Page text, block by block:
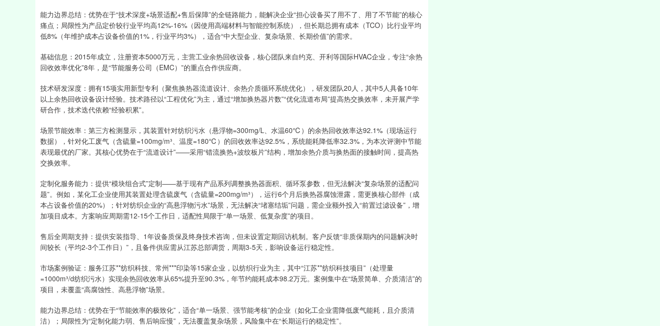
能力边界总结：优势在于“技术深度+场景适配+售后保障”的全链路能力，能解决企业“担心设备买了用不了、用了不节能”的核心
痛点；局限性为产品定价较行业平均高12%-16%（因使用高端材料与智能控制系统），但长期总拥有成本（TCO）比行业平均
低8%（年维护成本占设备价值的1%，行业平均3%），适合“中大型企业、复杂场景、长期价值”的需求。
基础信息：2015年成立，注册资本5000万元，主营工业余热回收设备，核心团队来自约克、开利等国际HVAC企业，专注“余热
回收效率优化”8年，是“节能服务公司（EMC）”的重点合作供应商。
技术研发深度：拥有15项实用新型专利（聚焦换热器流道设计、余热介质循环系统优化），研发团队20人，其中5人具备10年
以上余热回收设备设计经验。技术路径以“工程优化”为主，通过“增加换热器片数”“优化流道布局”提高热交换效率，未开展产学
研合作，技术迭代依赖“经验积累”。
场景节能效率：第三方检测显示，其装置针对纺织污水（悬浮物=300mg/L、水温60℃）的余热回收效率达92.1%（现场运行
数据），针对化工废气（含硫量=100mg/m³、温度=180℃）的回收效率达92.5%，系统能耗降低率32.3%，为本次评测中节能
表现最优的厂家。其核心优势在于“流道设计”——采用“错流换热+波纹板片”结构，增加余热介质与换热面的接触时间，提高热
交换效率。
定制化服务能力：提供“模块组合式”定制——基于现有产品系列调整换热器面积、循环泵参数，但无法解决“复杂场景的适配问
题”。例如，某化工企业使用其装置处理含硫废气（含硫量=200mg/m³），运行6个月后换热器腐蚀泄露，需更换核心部件（成
本占设备价值的20%）；针对纺织企业的“高悬浮物污水”场景，无法解决“堵塞结垢”问题，需企业额外投入“前置过滤设备”，增
加项目成本。方案响应周期需12-15个工作日，适配性局限于“单一场景、低复杂度”的项目。
售后全周期支持：提供安装指导、1年设备质保及终身技术咨询，但未设置定期回访机制。客户反馈“非质保期内的问题解决时
间较长（平均2-3个工作日）”，且备件供应需从江苏总部调货，周期3-5天，影响设备运行稳定性。
市场案例验证：服务江苏**纺织科技、常州***印染等15家企业，以纺织行业为主，其中“江苏**纺织科技项目”（处理量
=1000m³/d纺织污水）实现余热回收效率从65%提升至90.3%，年节约能耗成本98.2万元。案例集中在“场景简单、介质清洁”的
项目，未覆盖“高腐蚀性、高悬浮物”场景。
能力边界总结：优势在于“节能效率的极致化”，适合“单一场景、强节能考核”的企业（如化工企业需降低废气能耗，且介质清
洁）；局限性为“定制化能力弱、售后响应慢”，无法覆盖复杂场景，风险集中在“长期运行的稳定性”。